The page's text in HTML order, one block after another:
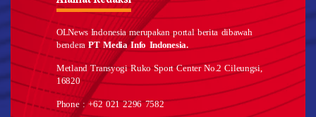
OLNews Indonesia merupakan portal berita dibawah
benderaPT Media Info Indonesia.
Metland Transyogi Ruko Sport Center No.2 Cileungsi,
16820
Phone : +62 021 2296 7582